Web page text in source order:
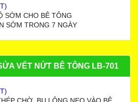
SỚM CHO BÊ TÔNG
SỚM TRONG 7 NGÀY
VẾT NỨT BÊ TÔNG LB-701